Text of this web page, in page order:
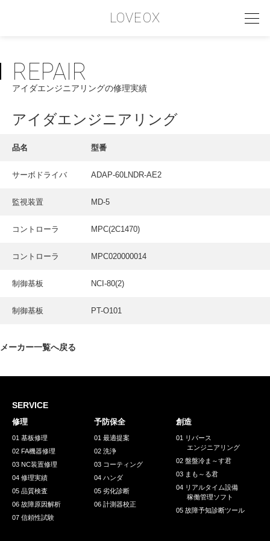
LOVEOX
PHILOSOPHY
フィロソフィー
COMPANY PROFILE
INTERVIEW
お客様インタビュー
RECRUIT
お問い合わせ
REPAIR
アイダエンジニアリングの修理実績
アイダエンジニアリング
品名 型番
サーボドライバ ADAP-60LNDR-AE2
監視装置 MD-5
コントローラ MPC(2C1470)
コントローラ MPC020000014
制御基板 NCI-80(2)
制御基板 PT-O101
メーカー一覧へ戻る
SERVICE
修理
01 基板修理
02 FA機器修理
03 NC装置修理
04 修理実績
05 品質検査
06 故障原因解析
07 信頼性試験
予防保全
01 最適提案
02 洗浄
03 コーティング
04 ハンダ
05 劣化診断
06 計測器校正
創造
01 リバース
エンジニアリング
02 盤盤冷ま～す君
03 まも～る君
04 リアルタイム設備
稼働管理ソフト
05 故障予知診断ツール